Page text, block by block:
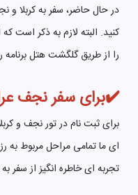
در حال حاضر، سفر به کربلا و
کنید. البته لازم به ذکر است
را از طریق گلگشت هتل برنامه
✔️برای سفر نجف
ای ما تمامی مراحل مربوط به
تجربه ای خاطره انگیز از سفر